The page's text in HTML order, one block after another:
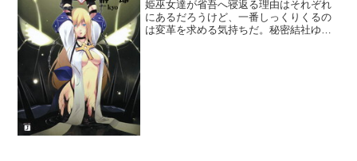
姫巫女達が省吾へ寝返る理由はそれぞれ
にあるだろうけど、一番しっくりくるの
は変革を求める気持ちだ。秘密結社ゆえ